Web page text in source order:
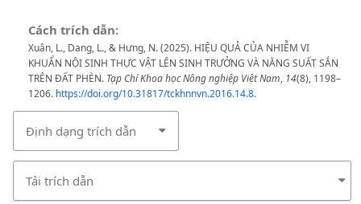
Cách trích dẫn:
Xuân, L., Dang, L., & Hưng, N. (2025). HIỆU QUẢ CỦA NHIỄM VI
KHUẨN NỘI SINH THỰC VẬT LÊN SINH TRƯỞNG VÀ NĂNG SUẤT SẮN
TRÊN ĐẤT PHÈN. Tạp Chí Khoa học Nông nghiệp Việt Nam, 14(8), 1198–
1206. https://doi.org/10.31817/tckhnnvn.2016.14.8.
Định dạng trích dẫn
Tải trích dẫn